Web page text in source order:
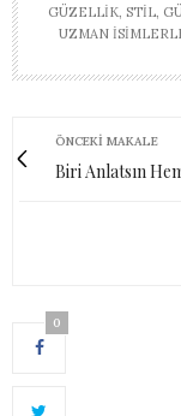
GÜZELLIK, STIL,
UZMAN
ÖNCEKI MAKALE
Biri Anlatsın
0